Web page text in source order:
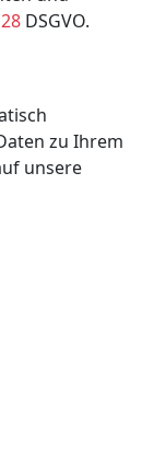
28 DSGVO.
zu Ihrem
unsere